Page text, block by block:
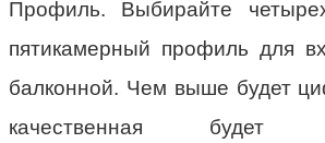
Профиль. Выбирайте
пятикамерный профиль для
балконной. Чем выше будет
качественная будет